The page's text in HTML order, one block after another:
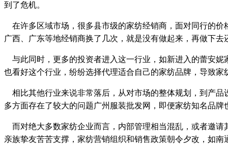
到了危机。
在许多区域市场，很多县市级的家纺经销商，面对同行的
广西、广东等地经销商换了几次，就是没有做起来，再做下去
与此同时，更多的投资者进入这一行业，如新进入的蕾安
也看好这个行业，纷纷选择代理适合自己的家纺品牌，导致家
相比其他行业来说非常落后，从对市场的整体规划，到产
多方面存在了较大的问题广州服装批发网，即便家纺知名品
而对绝大多数家纺企业而言，内部管理相当混乱，或者邀
亲族挚友苦苦支撑，家纺营销组织和销售政策朝令夕改，如